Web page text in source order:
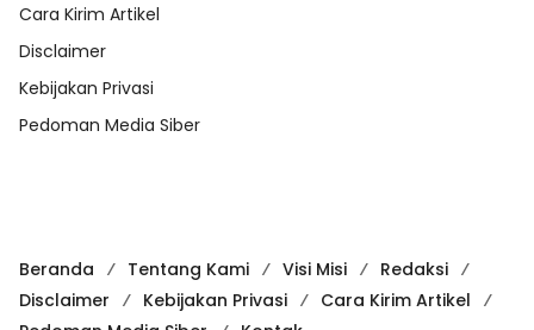
Cara Kirim Artikel
Disclaimer
Kebijakan Privasi
Pedoman Media Siber
Beranda Tentang Kami Visi Misi
Redaksi
Disclaimer
Kebijakan Privasi
Cara Kirim Artikel